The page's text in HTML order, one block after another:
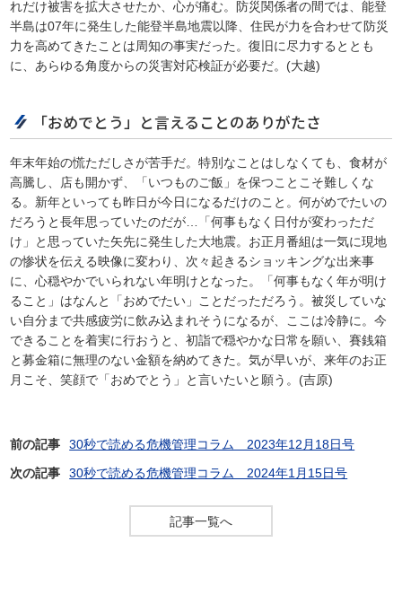
れだけ被害を拡大させたか、心が痛む。防災関係者の間では、能登
半島は07年に発生した能登半島地震以降、住民が力を合わせて防災
力を高めてきたことは周知の事実だった。復旧に尽力するととも
に、あらゆる角度からの災害対応検証が必要だ。(大越)
「おめでとう」と言えることのありがたさ
年末年始の慌ただしさが苦手だ。特別なことはしなくても、食材が
高騰し、店も開かず、「いつものご飯」を保つことこそ難しくな
る。新年といっても昨日が今日になるだけのこと。何がめでたいの
だろうと長年思っていたのだが…「何事もなく日付が変わっただ
け」と思っていた矢先に発生した大地震。お正月番組は一気に現地
の惨状を伝える映像に変わり、次々起きるショッキングな出来事
に、心穏やかでいられない年明けとなった。「何事もなく年が明け
ること」はなんと「おめでたい」ことだっただろう。被災していな
い自分まで共感疲労に飲み込まれそうになるが、ここは冷静に。今
できることを着実に行おうと、初詣で穏やかな日常を願い、賽銭箱
と募金箱に無理のない金額を納めてきた。気が早いが、来年のお正
月こそ、笑顔で「おめでとう」と言いたいと願う。(吉原)
前の記事
30秒で読める危機管理コラム 2023年12月18日号
次の記事
30秒で読める危機管理コラム 2024年1月15日号
記事一覧へ